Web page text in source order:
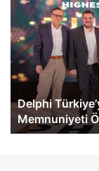
Sürdürülebilir
Büyüme
ve
Müşteri
Memnuniyeti
Delphi
Memnuniyeti